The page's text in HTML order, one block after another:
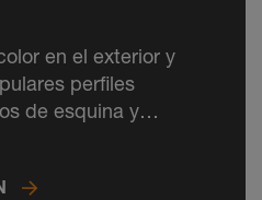
en el exterior y
perfiles
de esquina y